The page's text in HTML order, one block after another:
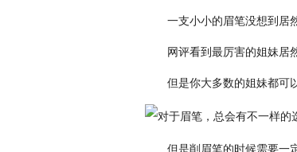
一支小小的眉笔没想到居
网评看到最厉害的姐妹居
但是你大多数的姐妹都可
但是削眉笔的时候需要一